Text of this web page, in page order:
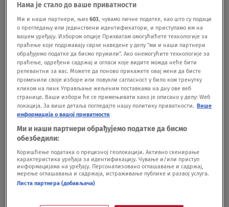
Oglas
- U obaveštenju komunalne milicije stoji da sam
ja auto nepropisno parkirala na neobeleženo
Нама је стало до ваше приватности
Ми и наши партнери, њих603, чувамо личне податке, као што су подаци
о прегледању или јединствени идентификатори, и приступамо им на
вашем уређају. Избором опције Прихватам омогућићете технологије за
праћење које подржавају сврхе наведене у делу "ми и наши партнери
обрађујемо податке да бисмо пружили". Ако онемогућите технологије за
праћење, одређени садржај и огласи које видите можда неће бити
релевантни за вас. Можете да поново прикажете овај мени да бисте
променили своје изборе или повукли сагласност у било ком тренутку
кликом на линк Управљање жељеним поставкама на дну ове веб
странице. Ваши избори ће се примењивати како је описано у делу: Wеб
локација. За више детаља погледајте нашу политику приватности. Више
информација о вашој приватности
Ми и наши партнери обрађујемо податке да бисмо
обезбедили:
Коришћење података о прецизној геолокацији. Активно скенирање
карактеристика уређаја за идентификацију. Чување и/или приступ
информацијама на уређају. Персонализовано оглашавање и садржај,
мерење оглашавања и садржаја, истраживање публике и развој услуга.
Листа партнера (добављача)